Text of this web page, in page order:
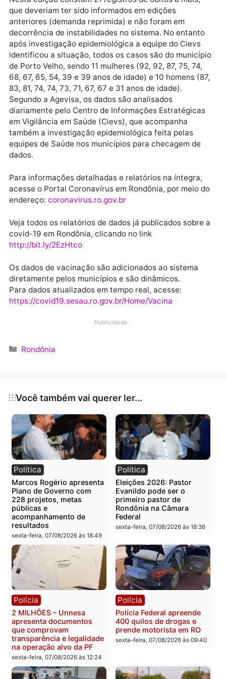
São Felipe D’Oeste 11
Pimenteiras do Oeste
11 0
Parecis 1 0
Castanheiras 1 0
Primavera de Rondônia 1
Total geral 2.477
ÚLTIMAS ATUALIZAÇÕES:
EmRondônia, foram registrados 40 óbitos por
19 distribuídos da seguinte forma:
Nas últimas 24 horas foram registrados 19 óbitos por
Velho, sendo quatro mulheres (78, 68, 67 e 38 anos
idade) e cinco homens (73, 59, 59, 51 e 42 anos de
idade); três em Pimenta Bueno, sendo uma mulher de
82 anos de idade e dois homens (52 e 43 anos de
idade); duas mulheres (60 e 42 anos de idade) em
Ariquemes; dois em Machadinho D’Oeste, sendo uma
mulher de 72 anos de idade e um homem de 59 anos
uma mulher de 45 anos de idade de Seringueiras e
Nesta edição constam 21 registros de óbitos a mais,
após investigação epidemiológica a equipe do Cievs
identificou a situação, todos os casos são do
de Porto Velho, sendo 11 mulheres (92, 92, 87, 75, 74,
68, 67, 65, 54, 39 e 39 anos de idade) e 10 homens
83, 81, 74, 74, 73, 71, 67, 67 e 31 anos de idade).
Segundo a Agevisa, os dados são analisados
diariamente pelo Centro de Informações
em Vigilância em Saúde (Cievs), que acompanha
também a investigação epidemiológica feita pelas
equipes de Saúde nos municípios para checagem de
dados.
Para informações detalhadas e relatórios na íntegra,
acesse o Portal Coronavírus em Rondônia, por meio
endereço: coronavirus.ro.gov.br
Veja todos os relatórios de dados já publicados
covid-19 em Rondônia, clicando no link
http://bit.ly/2EzHtco
Os dados de vacinação são adicionados ao sistema
diretamente pelos municípios e são dinâmicos.
Para dados atualizados em tempo real, acesse: